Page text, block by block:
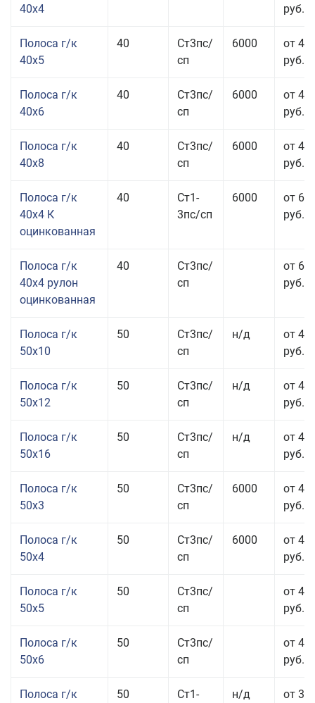
40x4
руб.
Полоса г/к
40x5
40
Ст3пс/
сп
6000
от 43
руб.
Полоса г/к
40x6
40
Ст3пс/
сп
6000
от 43
руб.
Полоса г/к
40x8
40
Ст3пс/
сп
6000
от 43
руб.
Полоса г/к
40x4 К
оцинкованная
40
Ст1-
3пс/сп
6000
от 68
руб.
Полоса г/к
40x4 рулон
оцинкованная
40
Ст3пс/
сп
от 69
руб.
Полоса г/к
50x10
50
Ст3пс/
сп
н/д
от 44
руб.
Полоса г/к
50x12
50
Ст3пс/
сп
н/д
от 43
руб.
Полоса г/к
50x16
50
Ст3пс/
сп
н/д
от 49
руб.
Полоса г/к
50x3
50
Ст3пс/
сп
6000
от 47
руб.
Полоса г/к
50x4
50
Ст3пс/
сп
6000
от 45
руб.
Полоса г/к
50x5
50
Ст3пс/
сп
от 43
руб.
Полоса г/к
50x6
50
Ст3пс/
сп
от 42
руб.
Полоса г/к
50
Ст1-
н/д
от 35